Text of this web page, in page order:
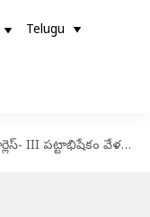
Telugu
పట్టాభిషేకం వేళ బకింగ్‌హామ్ ప్యాలెస్‌లో తూటాల కలకలం